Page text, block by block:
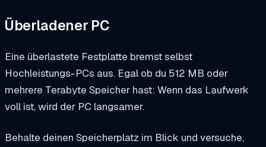
Überladener PC
Eine überlastete Festplatte bremst selbst
Hochleistungs-PCs aus. Egal ob du 512 MB oder
mehrere Terabyte Speicher hast: Wenn das Laufwerk
voll ist, wird der PC langsamer.
Behalte deinen Speicherplatz im Blick und versuche,